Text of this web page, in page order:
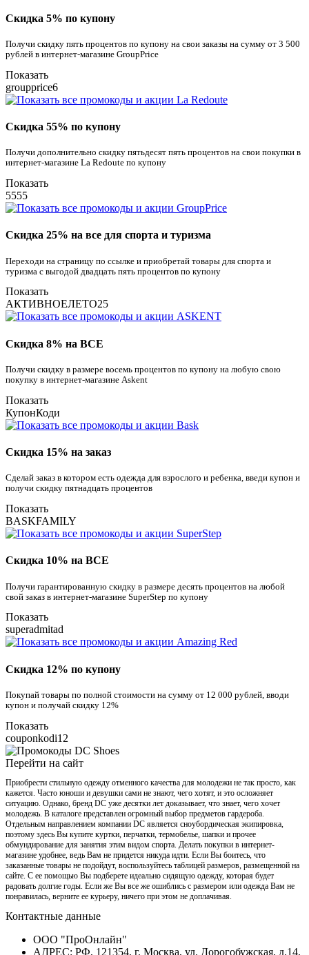
Скидка 5% по купону
Получи скидку пять процентов по купону на свои заказы на сумму от 3 500
рублей в интернет-магазине GroupPrice
Показать
groupprice6
Скидка 55% по купону
Получи дополнительно скидку пятьдесят пять процентов на свои покупки в
интернет-магазине La Redoute по купону
Показать
5555
Скидка 25% на все для спорта и туризма
Переходи на страницу по ссылке и приобретай товары для спорта и
туризма с выгодой двадцать пять процентов по купону
Показать
АКТИВНОЕЛЕТО25
Скидка 8% на ВСЕ
Получи скидку в размере восемь процентов по купону на любую свою
покупку в интернет-магазине Askent
Показать
КупонКоди
Скидка 15% на заказ
Сделай заказ в котором есть одежда для взрослого и ребенка, введи купон и
получи скидку пятнадцать процентов
Показать
BASKFAMILY
Скидка 10% на ВСЕ
Получи гарантированную скидку в размере десять процентов на любой
свой заказ в интернет-магазине SuperStep по купону
Показать
superadmitad
Скидка 12% по купону
Покупай товары по полной стоимости на сумму от 12 000 рублей, вводи
купон и получай скидку 12%
Показать
couponkodi12
Перейти на сайт
Приобрести стильную одежду отменного качества для молодежи не так просто, как
кажется. Часто юноши и девушки сами не знают, чего хотят, и это осложняет
ситуацию. Однако, бренд DC уже десятки лет доказывает, что знает, чего хочет
молодежь. В каталоге представлен огромный выбор предметов гардероба.
Отдельным направлением компании DC является сноубордическая экипировка,
поэтому здесь Вы купите куртки, перчатки, термобелье, шапки и прочее
обмундирование для занятия этим видом спорта. Делать покупки в интернет-
магазине удобнее, ведь Вам не придется никуда идти. Если Вы боитесь, что
заказанные товары не подойдут, воспользуйтесь таблицей размеров, размещенной на
сайте. С ее помощью Вы подберете идеально сидящую одежду, которая будет
радовать долгие годы. Если же Вы все же ошиблись с размером или одежда Вам не
понравилась, верните ее курьеру, ничего при этом не доплачивая.
Контактные данные
ООО "ПроОнлайн"
АДРЕС: РФ, 121354, г. Москва, ул. Дорогобужская, д.14,